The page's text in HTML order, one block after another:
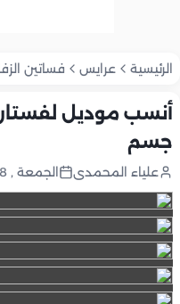
الرئيسية عرايس فساتين
أنسب موديل
جسم
علياء المحمدى الجمعة , 28 يونيو 2024 ,11:00 ص